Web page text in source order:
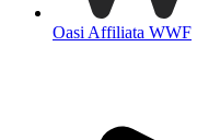
Oasi Affiliata WWF